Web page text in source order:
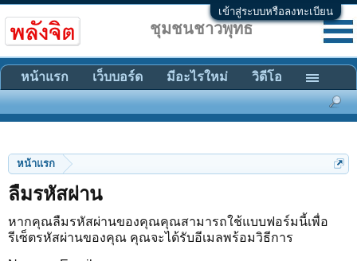
เข้าสู่ระบบหรือลงทะเบียน
หน้าแรก
ลืมรหัสผ่าน
หากคุณลืมรหัสผ่านของคุณคุณสามารถใช้แบบฟอร์มนี้เพื่อ
รีเซ็ตรหัสผ่านของคุณ คุณจะได้รับอีเมลพร้อมวิธีการ
ชุมชนชาวพุทธ
หน้าแรก เว็บบอร์ด มีอะไรใหม่ วิดีโอ